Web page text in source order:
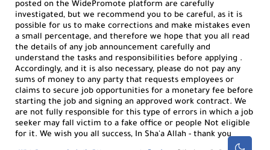
posted on the WidePromote platform are carefully
investigated, but we recommend you to be careful, as it is
possible for us to make corrections and make mistakes even
a small percentage, and therefore we hope that you all read
the details of any job announcement carefully and
understand the tasks and responsibilities before applying .
Accordingly, and it is also necessary, please do not pay any
sums of money to any party that requests employees or
claims to secure job opportunities for a monetary fee before
starting the job and signing an approved work contract. We
are not fully responsible for this type of errors in which a job
seeker may fall victim to a fake office or people Not eligible
for it. We wish you all success, In Sha'a Allah - thank you